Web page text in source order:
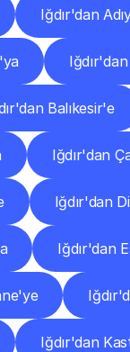
Iğdır'dan
Balıkesir'e
Iğdır'dan
Iğdır'dan
Iğdır'dan
Iğdır'dan